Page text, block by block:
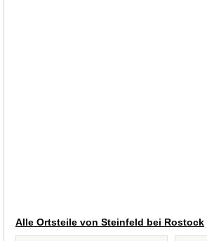
Alle Ortsteile von Steinfeld bei Rostock